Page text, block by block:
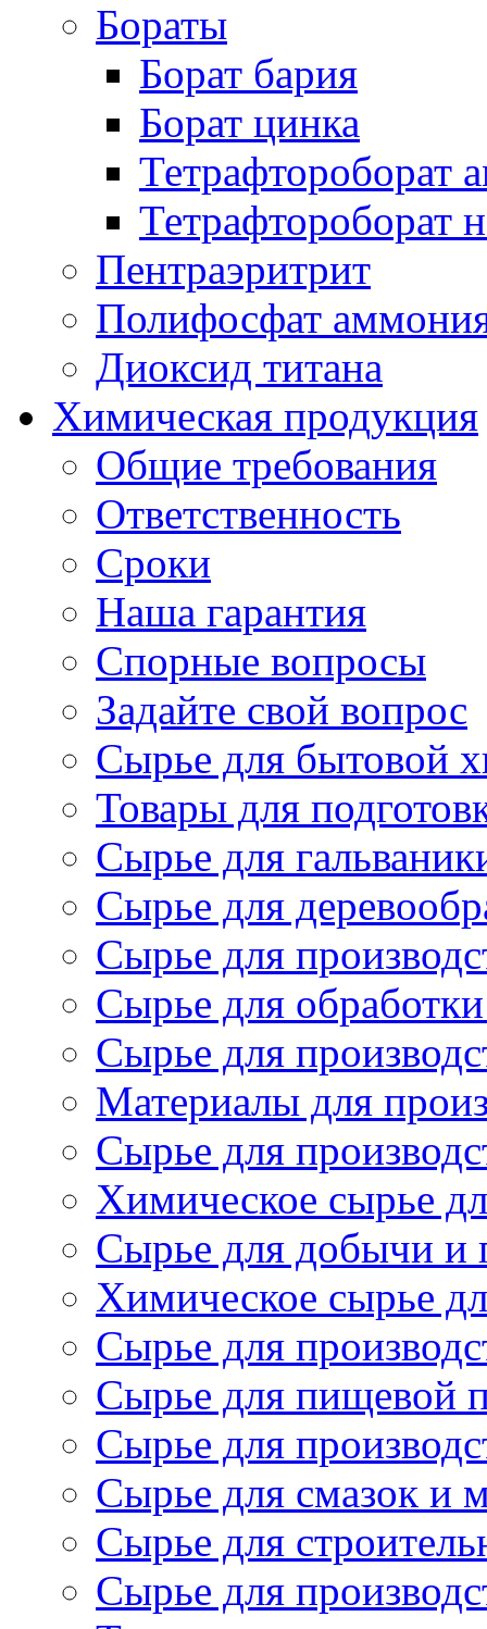
Бораты
Борат бария
Борат цинка
Тетрафтороборат
Тетрафтороборат
Пентраэритрит
Полифосфат
Диоксид титана
Химическая продукция
Общие требования
Ответственность
Сроки
Наша гарантия
Спорные вопросы
Задайте свой вопрос
Сырье для бытовой
Товары для
Сырье для
Сырье для
Сырье для
Сырье для
Сырье для
Материалы для
Сырье для
Химическое сырье
Сырье для добычи и
Химическое сырье
Сырье для
Сырье для пищевой
Сырье для
Сырье для смазок и
Сырье для
Сырье для